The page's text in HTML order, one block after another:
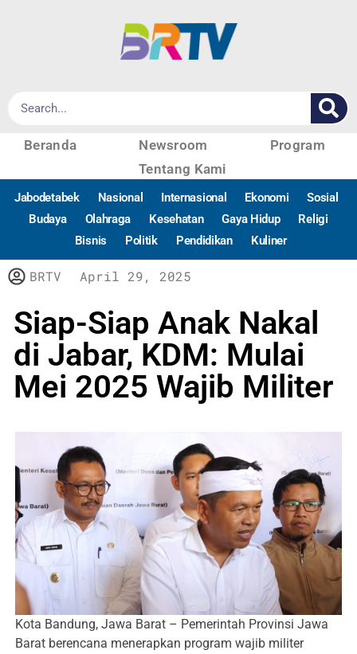
Beranda Newsroom
Program
Tentang Kami
Jabodetabek Nasional Internasional Ekonomi
Sosial
Budaya
Olahraga Kesehatan Gaya Hidup
Religi
Bisnis
Politik Pendidikan Kuliner
BRTV April 29, 2025
Siap-Siap Anak Nakal
di Jabar, KDM: Mulai
Mei 2025 Wajib Militer
Kota Bandung, Jawa Barat – Pemerintah Provinsi Jawa
Barat berencana menerapkan program wajib militer